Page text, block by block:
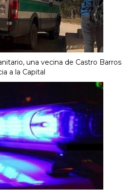
una vecina de Castro Barros
a la Capital